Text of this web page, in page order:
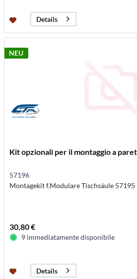
Details
NEU
Kit opzionali per il montaggio a
57196
Montagekit f.Modulare Tischsäule 57195
30,80 €
9 immediatamente disponibile
Details